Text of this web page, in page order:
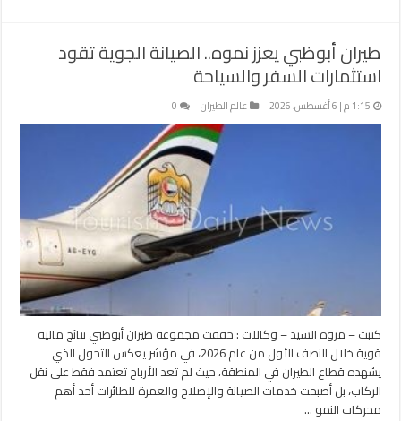
طيران أبوظبي يعزز نموه.. الصيانة الجوية تقود
استثمارات السفر والسياحة
1:15 م | 6 أغسطس، 2026 عالم الطيران 0
كتبت – مروة السيد – وكالات : حققت مجموعة طيران أبوظبي نتائج مالية
قوية خلال النصف الأول من عام 2026، في مؤشر يعكس التحول الذي
يشهده قطاع الطيران في المنطقة، حيث لم تعد الأرباح تعتمد فقط على نقل
الركاب، بل أصبحت خدمات الصيانة والإصلاح والعمرة للطائرات أحد أهم
محركات النمو …